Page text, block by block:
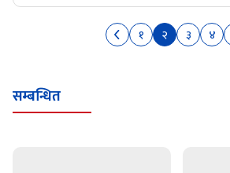
१ २ ३ ४
सम्बन्धित